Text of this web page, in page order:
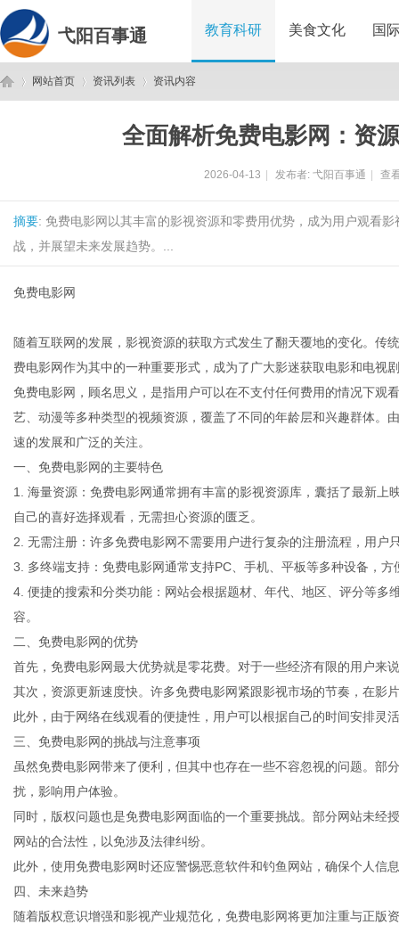
弋阳百事通 教育科研 美食文化 国
网站首页 资讯列表 资讯内容
全面解析免费电影网：资
2026-04-13 发布者: 弋阳百事通 查
摘要: 免费电影网以其丰富的影视资源和零费用优势，成为用户观看
战，并展望未来发展趋势。...
免费电影网
随着互联网的发展，影视资源的获取方式发生了翻天覆地的变化。传
费电影网作为其中的一种重要形式，成为了广大影迷获取电影和电视
免费电影网，顾名思义，是指用户可以在不支付任何费用的情况下观
艺、动漫等多种类型的视频资源，覆盖了不同的年龄层和兴趣群体。
速的发展和广泛的关注。
一、免费电影网的主要特色
1. 海量资源：免费电影网通常拥有丰富的影视资源库，囊括了最新
自己的喜好选择观看，无需担心资源的匮乏。
2. 无需注册：许多免费电影网不需要用户进行复杂的注册流程，用户
3. 多终端支持：免费电影网通常支持PC、手机、平板等多种设备，
4. 便捷的搜索和分类功能：网站会根据题材、年代、地区、评分等
容。
二、免费电影网的优势
首先，免费电影网最大优势就是零花费。对于一些经济有限的用户来
其次，资源更新速度快。许多免费电影网紧跟影视市场的节奏，在影
此外，由于网络在线观看的便捷性，用户可以根据自己的时间安排灵
三、免费电影网的挑战与注意事项
虽然免费电影网带来了便利，但其中也存在一些不容忽视的问题。部
扰，影响用户体验。
同时，版权问题也是免费电影网面临的一个重要挑战。部分网站未经
网站的合法性，以免涉及法律纠纷。
此外，使用免费电影网时还应警惕恶意软件和钓鱼网站，确保个人信
四、未来趋势
随着版权意识增强和影视产业规范化，免费电影网将更加注重与正版